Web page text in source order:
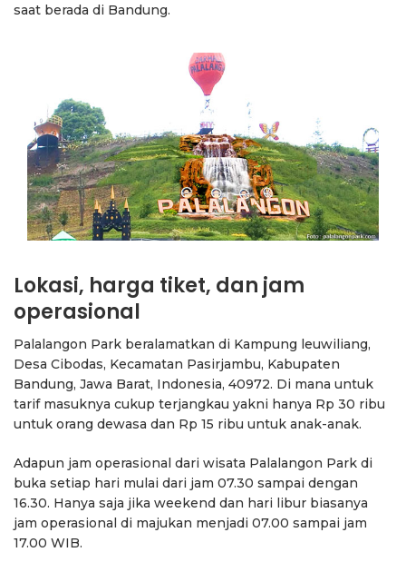
saat berada di Bandung.
Lokasi, harga tiket, dan jam
operasional
Palalangon Park beralamatkan di Kampung leuwiliang,
Desa Cibodas, Kecamatan Pasirjambu, Kabupaten
Bandung, Jawa Barat, Indonesia, 40972. Di mana untuk
tarif masuknya cukup terjangkau yakni hanya Rp 30 ribu
untuk orang dewasa dan Rp 15 ribu untuk anak-anak.
Adapun jam operasional dari wisata Palalangon Park di
buka setiap hari mulai dari jam 07.30 sampai dengan
16.30. Hanya saja jika weekend dan hari libur biasanya
jam operasional di majukan menjadi 07.00 sampai jam
17.00 WIB.